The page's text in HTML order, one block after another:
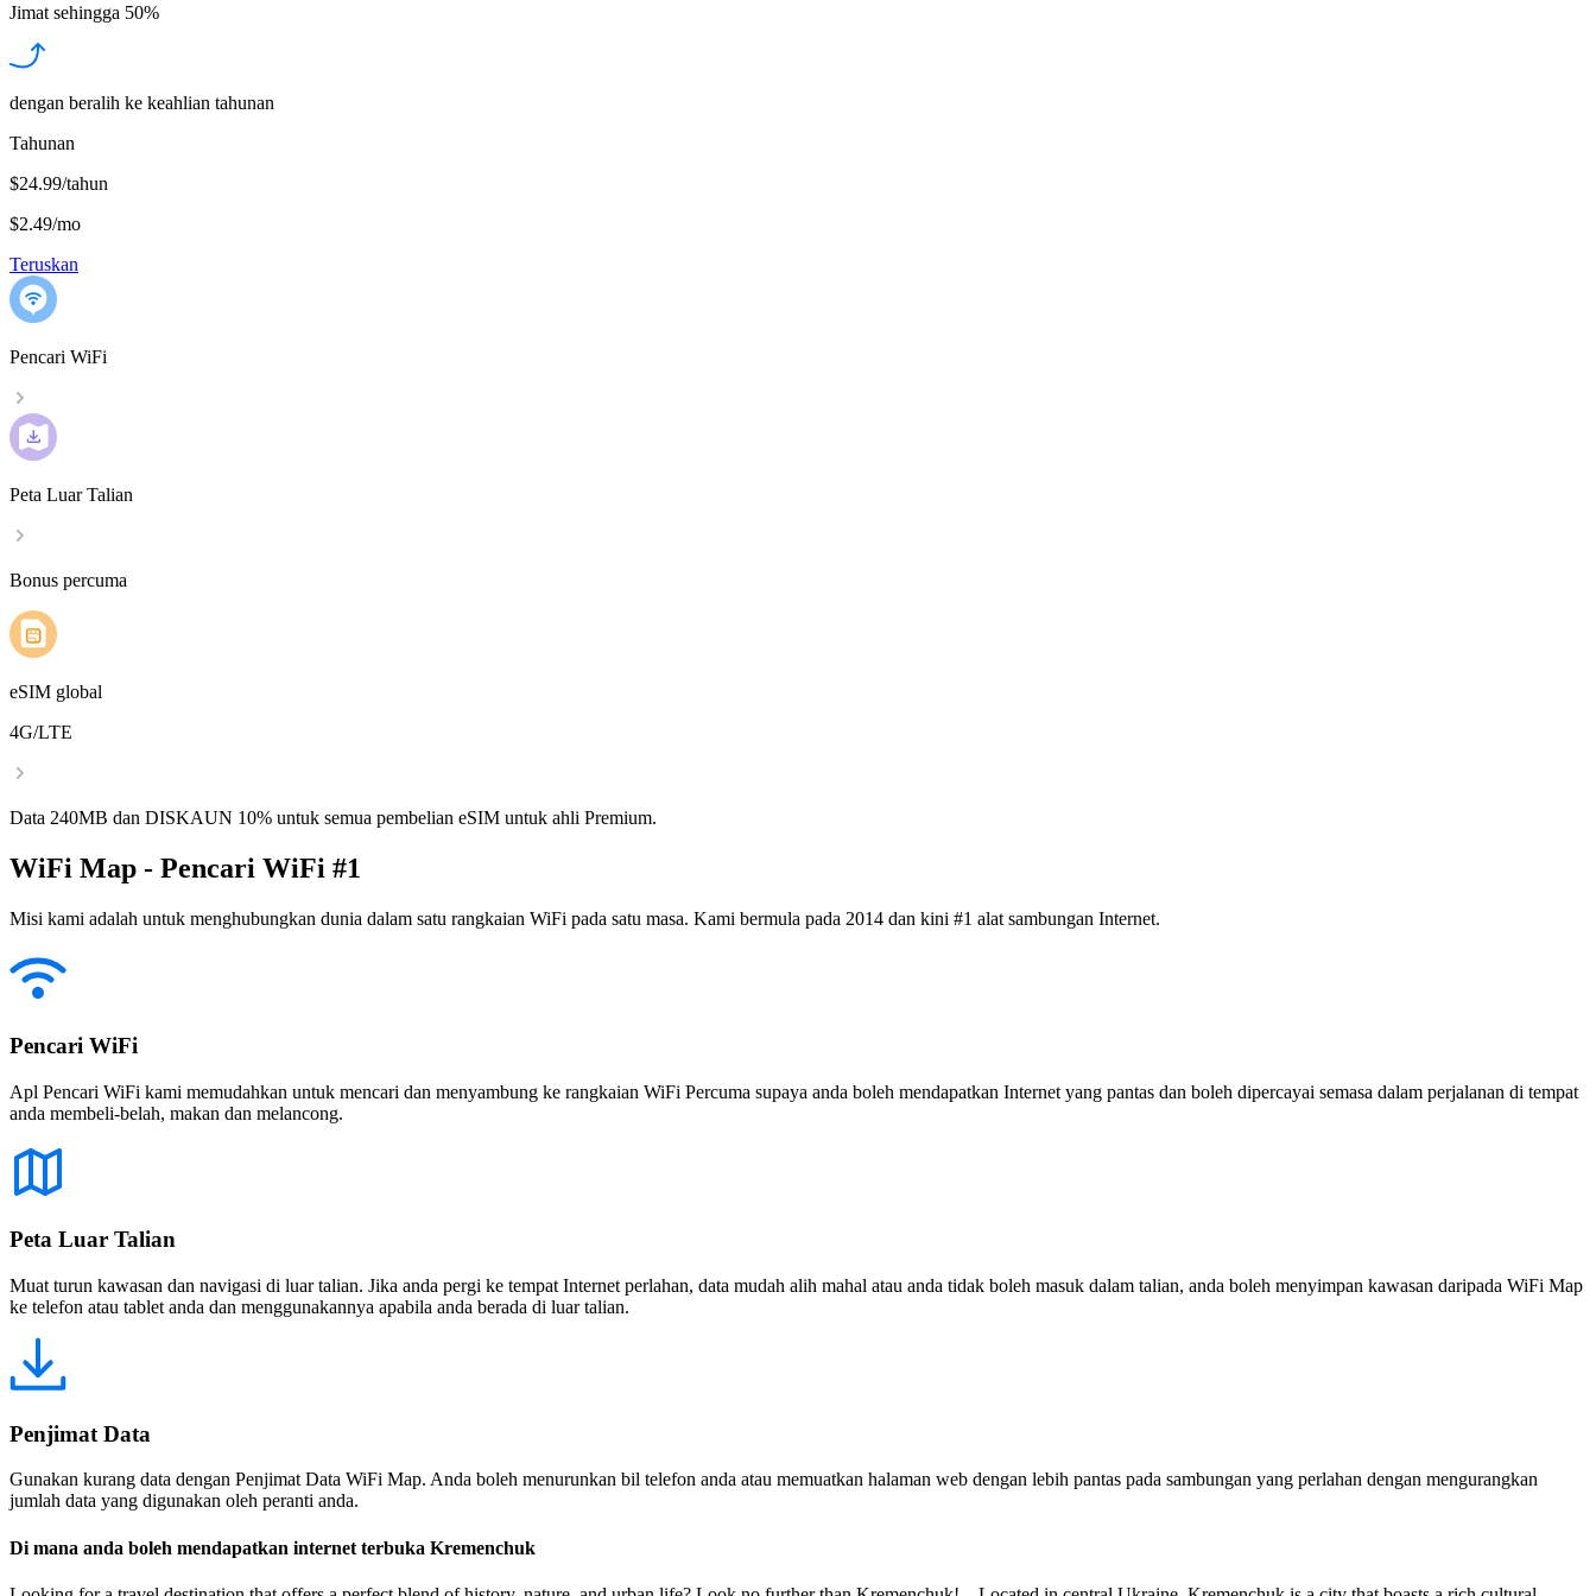
Jimat sehingga 50%
dengan beralih ke keahlian tahunan
Tahunan
$24.99/tahun
$2.49/mo
Teruskan
Pencari WiFi
Peta Luar Talian
Bonus percuma
eSIM global
4G/LTE
Data 240MB dan DISKAUN 10% untuk semua pembelian eSIM untuk ahli Premium.
WiFi Map - Pencari WiFi #1
Misi kami adalah untuk menghubungkan dunia dalam satu rangkaian WiFi pada satu masa. Kami bermula pada 2014 dan kini #1 alat sambungan Internet.
Pencari WiFi
Apl Pencari WiFi kami memudahkan untuk mencari dan menyambung ke rangkaian WiFi Percuma supaya anda boleh mendapatkan Internet yang pantas dan boleh dipercayai semasa dalam perjalanan di tempat
anda membeli-belah, makan dan melancong.
Peta Luar Talian
Muat turun kawasan dan navigasi di luar talian. Jika anda pergi ke tempat Internet perlahan, data mudah alih mahal atau anda tidak boleh masuk dalam talian, anda boleh menyimpan kawasan daripada WiFi Map
ke telefon atau tablet anda dan menggunakannya apabila anda berada di luar talian.
Penjimat Data
Gunakan kurang data dengan Penjimat Data WiFi Map. Anda boleh menurunkan bil telefon anda atau memuatkan halaman web dengan lebih pantas pada sambungan yang perlahan dengan mengurangkan
jumlah data yang digunakan oleh peranti anda.
Di mana anda boleh mendapatkan internet terbuka Kremenchuk